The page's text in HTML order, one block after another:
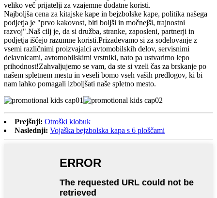
veliko več prijatelji za vzajemne dodatne koristi.
Najboljša cena za kitajske kape in bejzbolske kape, politika našega
podjetja je "prvo kakovost, biti boljši in močnejši, trajnostni
razvoj".Naš cilj je, da si družba, stranke, zaposleni, partnerji in
podjetja iščejo razumne koristi.Prizadevamo si za sodelovanje z
vsemi različnimi proizvajalci avtomobilskih delov, servisnimi
delavnicami, avtomobilskimi vrstniki, nato pa ustvarimo lepo
prihodnost!Zahvaljujemo se vam, da ste si vzeli čas za brskanje po
našem spletnem mestu in veseli bomo vseh vaših predlogov, ki bi
nam lahko pomagali izboljšati naše spletno mesto.
Prejšnji: Otroški klobuk
Naslednji: Vojaška bejzbolska kapa s 6 ploščami